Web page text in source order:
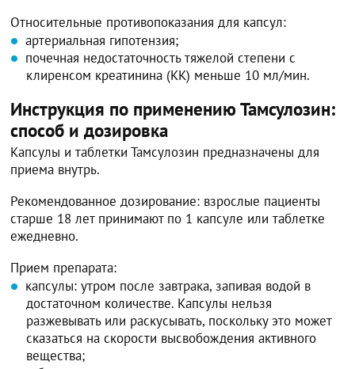
Относительные противопоказания для капсул:
артериальная гипотензия;
почечная недостаточность тяжелой степени с
клиренсом креатинина (КК) меньше 10 мл/мин.
Инструкция по применению Тамсулозин:
способ и дозировка
Капсулы и таблетки Тамсулозин предназначены для
приема внутрь.
Рекомендованное дозирование: взрослые пациенты
старше 18 лет принимают по 1 капсуле или таблетке
ежедневно.
Прием препарата:
капсулы: утром после завтрака, запивая водой в
достаточном количестве. Капсулы нельзя
разжевывать или раскусывать, поскольку это может
сказаться на скорости высвобождения активного
вещества;